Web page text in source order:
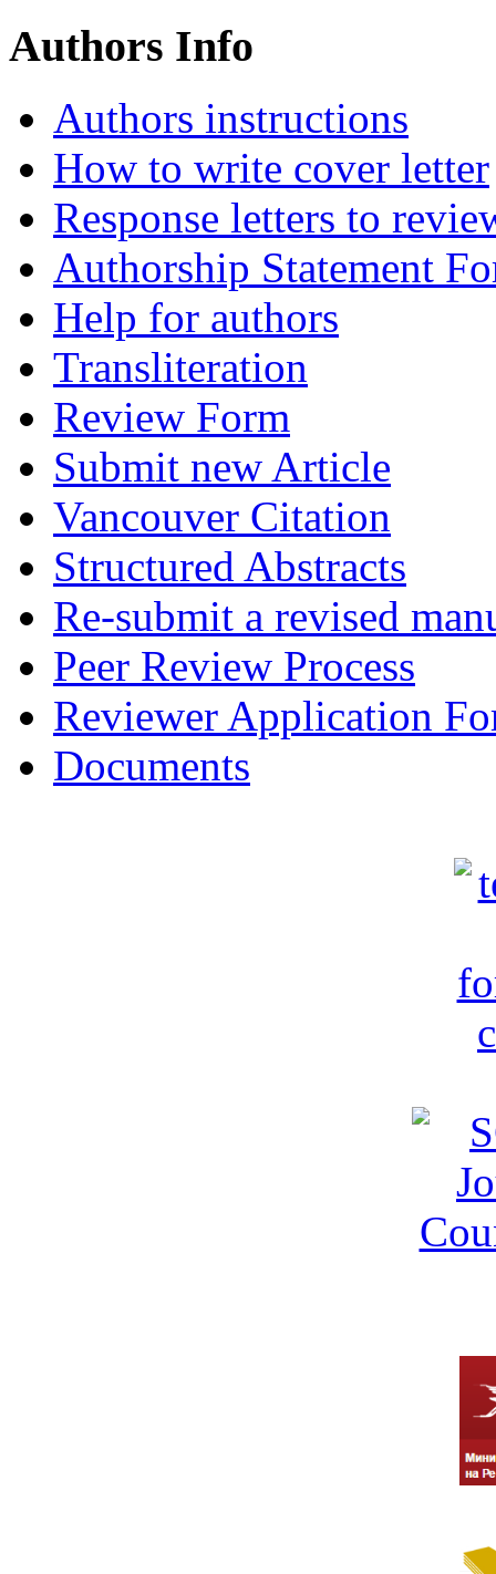
Authors Info
Authors instructions
How to write cover letter
Response letters to
Authorship Statement
Help for authors
Transliteration
Review Form
Submit new Article
Vancouver Citation
Structured Abstracts
Re-submit a revised
Peer Review Process
Reviewer Application
Documents